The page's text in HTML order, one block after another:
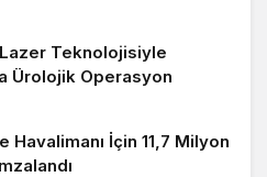
Teknolojisiyle
Ürolojik Operasyon
Havalimanı İçin 11,7 Milyon